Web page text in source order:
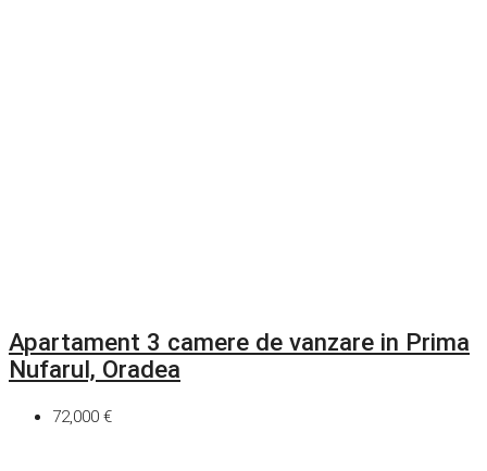
Apartament 3 camere de vanzare in Prima
Nufarul, Oradea
72,000 €